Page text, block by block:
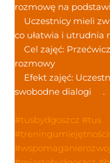
rozmowę na
Uczestnicy mieli
co ułatwia i utrudnia
Cel zajęć:
rozmowy
Efekt zajęć:
swobodne dialogi
.
#tusbydgoszcz #tus